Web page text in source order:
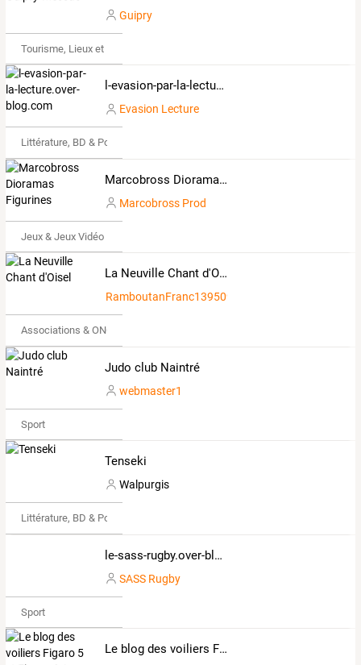
Guipry
Tourisme, Lieux et Événements
l-evasion-par-la-lecture.over-blog.com
Evasion Lecture
Littérature, BD & Poésie
Marcobross Dioramas Figurines
Marcobross Prod
Jeux & Jeux Vidéo
La Neuville Chant d'Oisel
RamboutanFranc1395092
Associations & ONG
Judo club Naintré
webmaster1
Sport
Tenseki
Walpurgis
Littérature, BD & Poésie
le-sass-rugby.over-blog.com
SASS Rugby
Sport
Le blog des voiliers Figaro 5 et Figaro 6 / architecte J.J. Herbulot